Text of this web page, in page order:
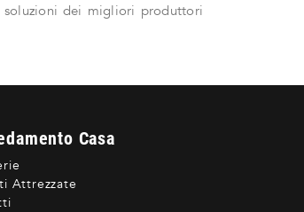
soluzioni dei migliori produttori
Casa
Attrezzate